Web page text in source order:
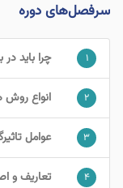
سرفصل‌های دوره
۱ چرا باید در
۲ انواع روش
۳ عوامل
۴ تعاریف و